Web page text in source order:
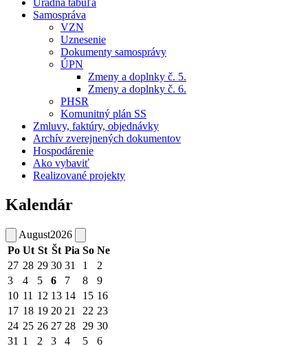
Úradná tabuľa
Samospráva
VZN
Uznesenie
Dokumenty samosprávy
ÚPN
Zmeny a doplnky č. 5.
Zmeny a doplnky č. 6.
PHSR
Komunitný plán SS
Zmluvy, faktúry, objednávky
Archív zverejnených dokumentov
Hospodárenie
Ako vybaviť
Realizované projekty
Kalendár
August2026
Po Ut St Št Pia So Ne
27 28 29 30 31 1
2
3
4 5 6 7 8
9
10 11 12 13 14 15 16
17 18 19 20 21 22 23
24 25 26 27 28 29 30
31 1 2 3 4 5 6